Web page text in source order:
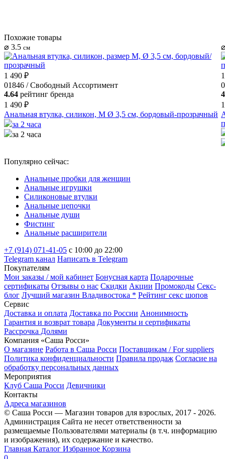
Похожие товары
⌀ 3.5 см
1 490 ₽
01846 / Свободный Ассортимент
4.64 рейтинг бренда
1 490 ₽
Анальная втулка, силикон, M Ø 3,5 см, бордовый-прозрачный
за 2 часа
за 2 часа
Популярно сейчас:
Анальные пробки для женщин
Анальные игрушки
Силиконовые втулки
Анальные цепочки
Анальные души
Фистинг
Анальные расширители
+7 (914) 071-41-05 c 10:00 до 22:00
Telegram канал Написать в Telegram
Покупателям
Мои заказы / мой кабинет Бонусная карта Подарочные
сертификаты Отзывы о нас Скидки Акции Промокоды Секс-
блог Лучший магазин Владивостока * Рейтинг секс шопов
Сервис
Доставка и оплата Доставка по России Анонимность
Гарантия и возврат товара Документы и сертификаты
Рассрочка Долями
Компания «Саша Росси»
О магазине Работа в Саша Росси Поставщикам / For suppliers
Политика конфиденциальности Правила продаж Согласие на
обработку персональных данных
Мероприятия
Клуб Саша Росси Девичники
Контакты
Адреса магазинов
© Саша Росси — Магазин товаров для взрослых, 2017 - 2026.
Администрация Сайта не несет ответственности за
размещаемые Пользователями материалы (в т.ч. информацию
и изображения), их содержание и качество.
Главная Каталог Избранное Корзина